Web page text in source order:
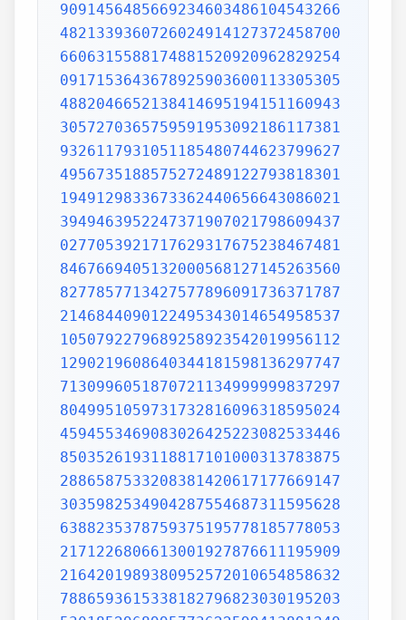
9091456485669234603486104543266
4821339360726024914127372458700
6606315588174881520920962829254
0917153643678925903600113305305
4882046652138414695194151160943
3057270365759591953092186117381
9326117931051185480744623799627
4956735188575272489122793818301
1949129833673362440656643086021
3949463952247371907021798609437
0277053921717629317675238467481
8467669405132000568127145263560
8277857713427577896091736371787
2146844090122495343014654958537
1050792279689258923542019956112
1290219608640344181598136297747
7130996051870721134999999837297
8049951059731732816096318595024
4594553469083026425223082533446
8503526193118817101000313783875
2886587533208381420617177669147
3035982534904287554687311595628
6388235378759375195778185778053
2171226806613001927876611195909
2164201989380952572010654858632
7886593615338182796823030195203